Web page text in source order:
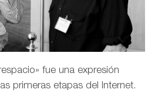
fue una expresión
primeras etapas del Internet.